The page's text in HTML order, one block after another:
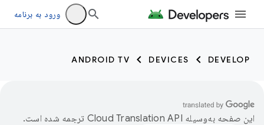
ورود به برنامه
DEVELOP
DEVICES
ANDROID TV
این صفحه به‌وسیله ترجمه شده است.